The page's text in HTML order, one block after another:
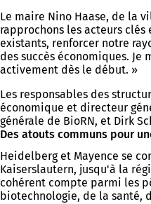
Le maire Nino Haase, de la
rapprochons les acteurs
existants, renforcer notre
des succès économiques.
activement dès le début. »
Les responsables des
économique et directeur
générale de BioRN, et Dirk
Des atouts communs pour
Heidelberg et Mayence se
Kaiserslautern, jusqu'à la
cohérent compte parmi les
biotechnologie, de la santé,